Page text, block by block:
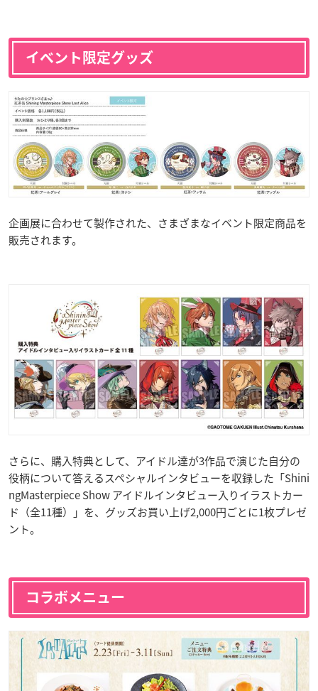
イベント限定グッズ
企画展に合わせて製作された、さまざまなイベント限定商品を
販売されます。
さらに、購入特典として、アイドル達が3作品で演じた自分の
役柄について答えるスペシャルインタビューを収録した「Shini
ngMasterpiece Show アイドルインタビュー入りイラストカー
ド（全11種）」を、グッズお買い上げ2,000円ごとに1枚プレゼ
ント。
コラボメニュー